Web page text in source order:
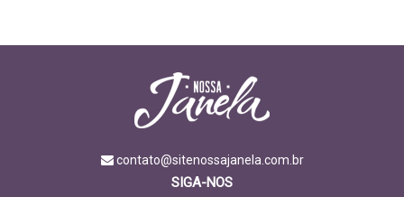
contato@sitenossajanela.com.br
SIGA-NOS